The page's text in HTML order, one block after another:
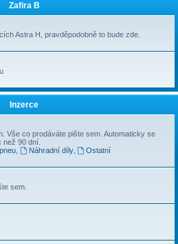
Zafira B
Astra H, pravděpodobně to bude zde.
Inzerce
Vše co prodáváte pište sem. Automaticky se
90 dní.
, Náhradní díly,
Ostatní
sem.